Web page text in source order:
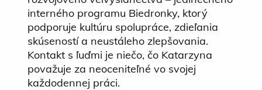
interného programu Biedronky, ktorý
podporuje kultúru spolupráce, zdieľania
skúseností a neustáleho zlepšovania.
Kontakt s ľuďmi je niečo, čo Katarzyna
považuje za neoceniteľné vo svojej
každodennej práci.